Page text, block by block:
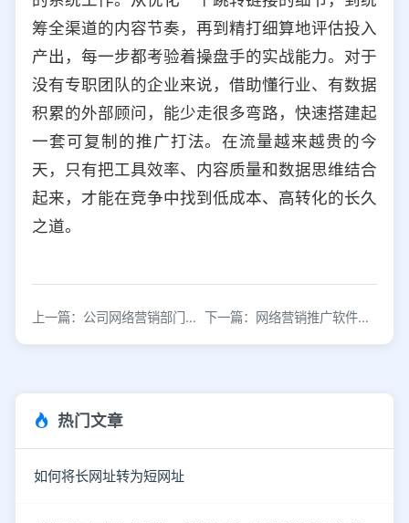
筹全渠道的内容节奏，再到精打细算地评估投入
产出，每一步都考验着操盘手的实战能力。对于
没有专职团队的企业来说，借助懂行业、有数据
积累的外部顾问，能少走很多弯路，快速搭建起
一套可复制的推广打法。在流量越来越贵的今
天，只有把工具效率、内容质量和数据思维结合
起来，才能在竞争中找到低成本、高转化的长久
之道。
上一篇：公司网络营销部门如何打造网络营销团队？ 下一篇：网络营销推广软件，有哪些高效率推广软件？
热门文章
如何将长网址转为短网址